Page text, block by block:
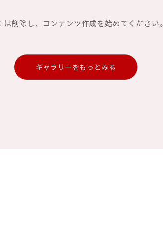
削除し、コンテンツ作成を始めてください。
ギャラリーをもっとみる